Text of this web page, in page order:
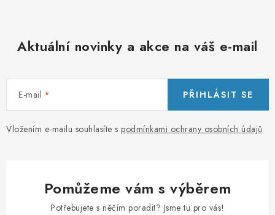
Aktuální novinky a akce na váš e-mail
E-mail
Vložením e-mailu souhlasíte s podmínkami ochrany osobních údajů
PŘIHLÁSIT SE
Pomůžeme vám s výběrem
Potřebujete s něčím poradit? Jsme tu pro vás!